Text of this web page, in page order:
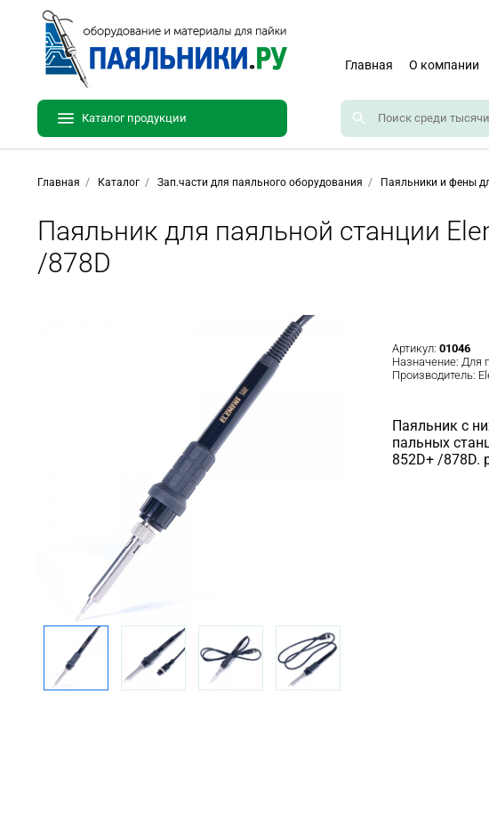
Главная О компании
Каталог продукции
Главная Каталог Зап.части для паяльного оборудования Паяльники и фены
Паяльник для паяльной станции
/878D
Артикул: 01046
Назначение: Для
Производитель:
Паяльник c
пальных
852D+ /878D.